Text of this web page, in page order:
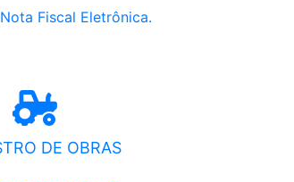
Fiscal Eletrônica.
DE OBRAS